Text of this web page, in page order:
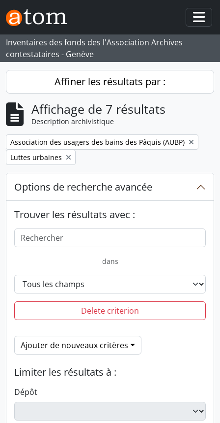
Skip to main content
Inventaires des fonds des l'Association Archives
contestataires - Genève
Affiner les résultats par :
Affichage de 7 résultats
Description archivistique
Remove filter:
Association des usagers des bains des Pâquis (AUBP)
Remove filter:
Luttes urbaines
Options de recherche avancée
Trouver les résultats avec :
dans
Delete criterion
Ajouter de nouveaux critères
Limiter les résultats à :
Dépôt